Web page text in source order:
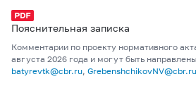
Пояснительная записка
Комментарии по проекту нормативного
августа 2026 года и могут быть
batyrevtk@cbr.ru, GrebenshchikovNV@cbr.ru